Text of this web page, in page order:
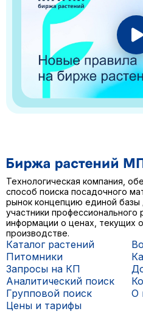
Технологическая компания,
способ поиска посадочного
рынок концепцию единой базы
участники профессионального
информации о ценах, текущих
производстве.
Каталог растений
Питомники
Запросы на КП
Аналитический поиск
Групповой поиск
Цены и тарифы
О